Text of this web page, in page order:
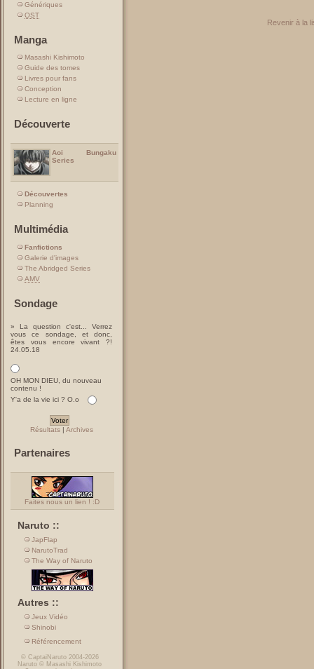
Génériques
OST
Manga
Masashi Kishimoto
Guide des tomes
Livres pour fans
Conception
Lecture en ligne
Découverte
Aoi Bungaku
Series
Découvertes
Planning
Multimédia
Fanfictions
Galerie d'images
The Abridged Series
AMV
Sondage
» La question c'est... Verrez
vous ce sondage, et donc,
êtes vous encore vivant ?!
24.05.18
OH MON DIEU, du nouveau
contenu !
Y'a de la vie ici ? O.o
Résultats| Archives
Partenaires
Faites nous un lien ! :D
Naruto ::
JapFlap
NarutoTrad
The Way of Naruto
Autres ::
Jeux Vidéo
Shinobi
Référencement
© CaptaiNaruto2004-2026
Naruto © Masashi Kishimoto
Revenir à la